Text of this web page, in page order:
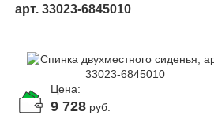
арт. 33023-6845010
Цена:
9 728руб.